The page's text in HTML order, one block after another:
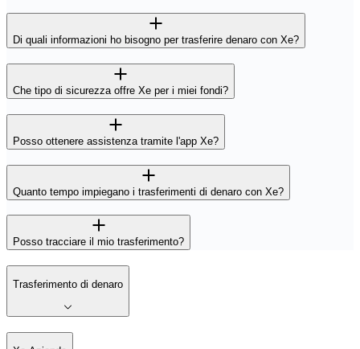
Di quali informazioni ho bisogno per trasferire denaro con Xe?
Che tipo di sicurezza offre Xe per i miei fondi?
Posso ottenere assistenza tramite l'app Xe?
Quanto tempo impiegano i trasferimenti di denaro con Xe?
Posso tracciare il mio trasferimento?
Trasferimento di denaro